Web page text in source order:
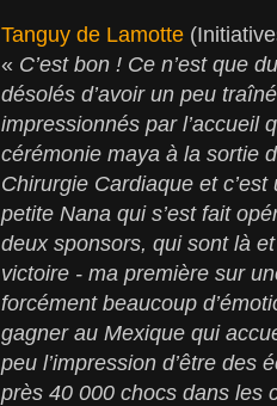
Tanguy de Lamotte
« C’est bon ! Ce n’est que
désolés d’avoir un peu
impressionnés par l’accueil
cérémonie maya à la sortie
Chirurgie Cardiaque et
petite Nana qui s’est fait
deux sponsors, qui sont là
victoire - ma première sur
forcément beaucoup
gagner au Mexique qui
peu l’impression d’être des
près 40 000 chocs dans les